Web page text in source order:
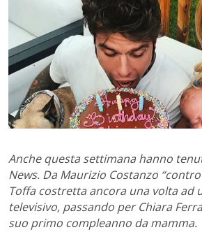
Anche questa settimana hanno
News. Da Maurizio Costanzo
Toffa costretta ancora una volta ad
televisivo, passando per Chiara
suo primo compleanno da mamma.